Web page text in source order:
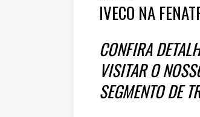
IVECO NA
CONFIRA
VISITAR O
SEGMENTO DE